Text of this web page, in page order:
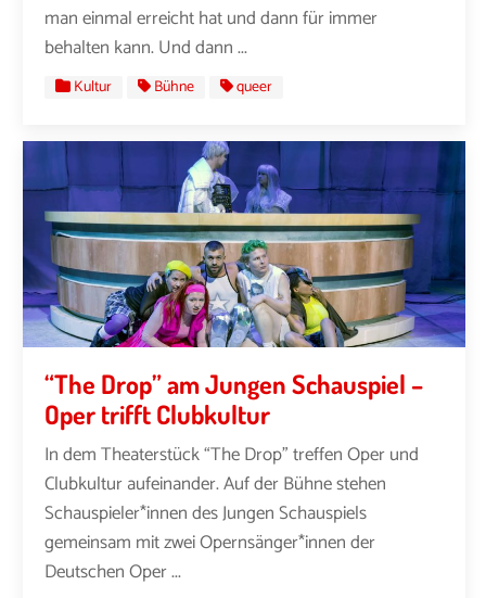
man einmal erreicht hat und dann für immer
behalten kann. Und dann ...
Kultur Bühne queer
“The Drop” am Jungen Schauspiel –
Oper trifft Clubkultur
In dem Theaterstück “The Drop” treffen Oper und
Clubkultur aufeinander. Auf der Bühne stehen
Schauspieler*innen des Jungen Schauspiels
gemeinsam mit zwei Opernsänger*innen der
Deutschen Oper ...